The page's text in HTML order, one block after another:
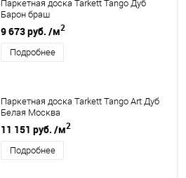
Паркетная доска Tarkett Tango Дуб
Барон браш
9 673 руб. /м2
Подробнее
Паркетная доска Tarkett Tango Art Дуб
Белая Москва
11 151 руб. /м2
Подробнее